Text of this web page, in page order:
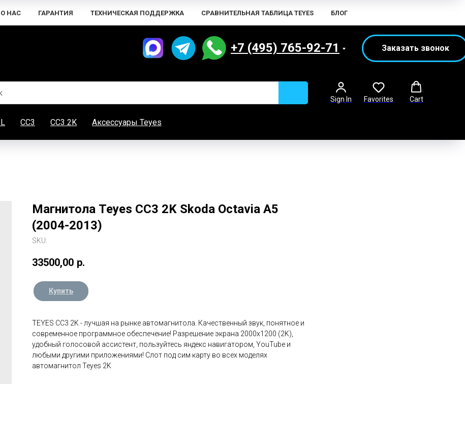
О НАС ГАРАНТИЯ ТЕХНИЧЕСКАЯ ПОДДЕРЖКА СРАВНИТЕЛЬНАЯ ТАБЛИЦА TEYES БЛОГ
+7 (495) 765-92-71 Заказать звонок
Sign In Favorites Cart
CC3 CC3 2K Аксессуары Teyes
Магнитола Teyes CC3 2K Skoda Octavia A5
(2004-2013)
SKU:
33500,00 р.
Купить
TEYES CC3 2K - лучшая на рынке автомагнитола. Качественный звук, понятное и
современное программное обеспечение! Разрешение экрана 2000х1200 (2K),
удобный голосовой ассистент, пользуйтесь яндекс навигатором, YouTube и
любыми другими приложениями! Слот под сим карту во всех моделях
автомагнитол Teyes 2K